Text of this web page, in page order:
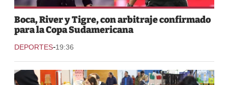
Boca, River y Tigre, con arbitraje confirmado
para la Copa Sudamericana
DEPORTES-19:36